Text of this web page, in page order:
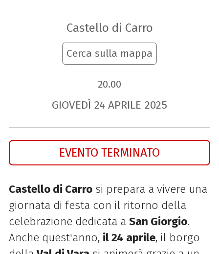
Castello di Carro
Cerca sulla mappa
20.00
GIOVEDÌ 24 APRILE 2025
EVENTO TERMINATO
Castello di Carrosi prepara a vivere una
giornata di festa con il ritorno della
celebrazione dedicata a San Giorgio.
Anche quest'anno, il 24 aprile, il borgo